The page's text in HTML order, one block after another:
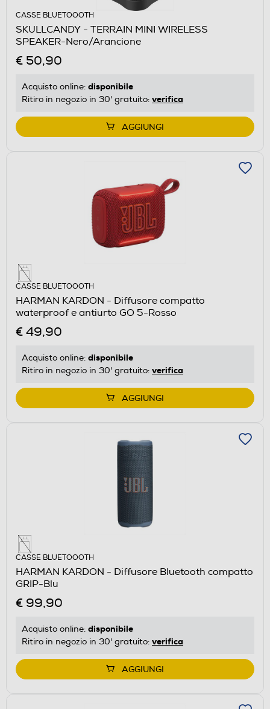
CASSE BLUETOOOTH
SKULLCANDY - TERRAIN MINI WIRELESS
SPEAKER-Nero/Arancione
€ 50,90
Acquisto online: disponibile
Ritiro in negozio in 30' gratuito: verifica
AGGIUNGI
CASSE BLUETOOOTH
HARMAN KARDON - Diffusore compatto
waterproof e antiurto GO 5-Rosso
€ 49,90
Acquisto online: disponibile
Ritiro in negozio in 30' gratuito: verifica
AGGIUNGI
CASSE BLUETOOOTH
HARMAN KARDON - Diffusore Bluetooth compatto
GRIP-Blu
€ 99,90
Acquisto online: disponibile
Ritiro in negozio in 30' gratuito: verifica
AGGIUNGI